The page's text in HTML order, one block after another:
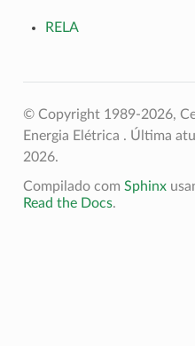
RELA
© Copyright 1989-2026,
Energia Elétrica . Última
2026.
Compilado com Sphinx
Read the Docs.